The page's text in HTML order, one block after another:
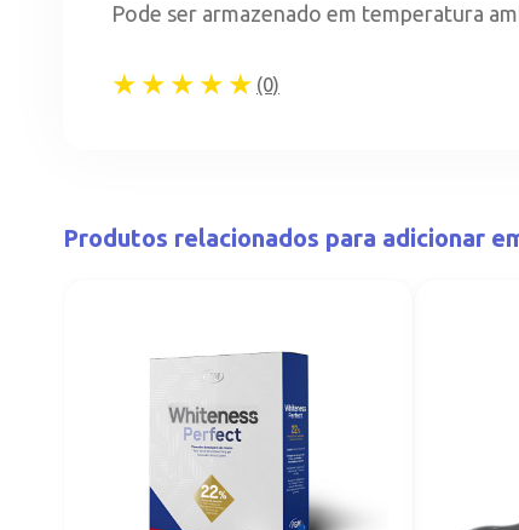
Pode ser armazenado em temperatura
★★★★★ (0)
Produtos relacionados para adicionar